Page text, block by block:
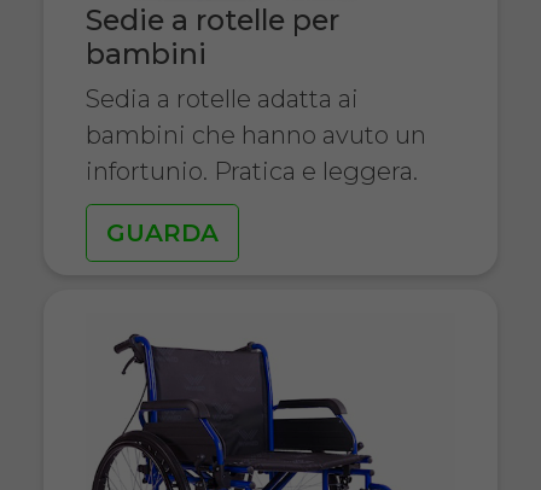
Sedie a rotelle per
bambini
Sedia a rotelle adatta ai
bambini che hanno avuto un
infortunio. Pratica e leggera.
GUARDA